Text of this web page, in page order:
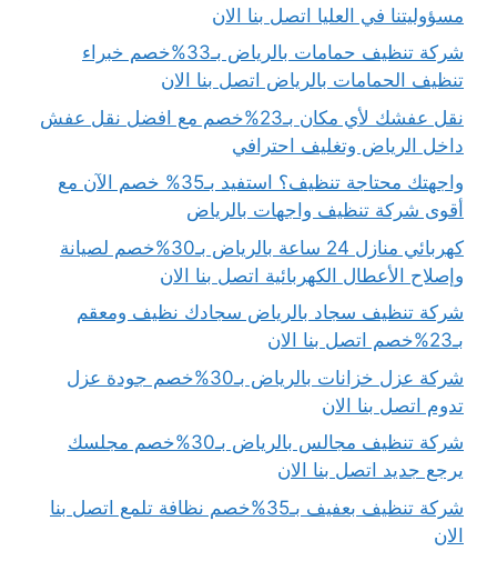
مسؤوليتنا في العليا اتصل بنا الان
شركة تنظيف حمامات بالرياض بـ33%خصم خبراء
تنظيف الحمامات بالرياض اتصل بنا الان
نقل عفشك لأي مكان بـ23%خصم مع افضل نقل عفش
داخل الرياض وتغليف احترافي
واجهتك محتاجة تنظيف؟ استفيد بـ35% خصم الآن مع
أقوى شركة تنظيف واجهات بالرياض
كهربائي منازل 24 ساعة بالرياض بـ30%خصم لصيانة
وإصلاح الأعطال الكهربائية اتصل بنا الان
شركة تنظيف سجاد بالرياض سجادك نظيف ومعقم
بـ23%خصم اتصل بنا الان
شركة عزل خزانات بالرياض بـ30%خصم جودة عزل
تدوم اتصل بنا الان
شركة تنظيف مجالس بالرياض بـ30%خصم مجلسك
يرجع جديد اتصل بنا الان
شركة تنظيف بعفيف بـ35%خصم نظافة تلمع اتصل بنا
الان